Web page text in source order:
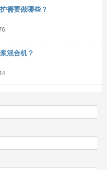
需要做哪些？
混合机？